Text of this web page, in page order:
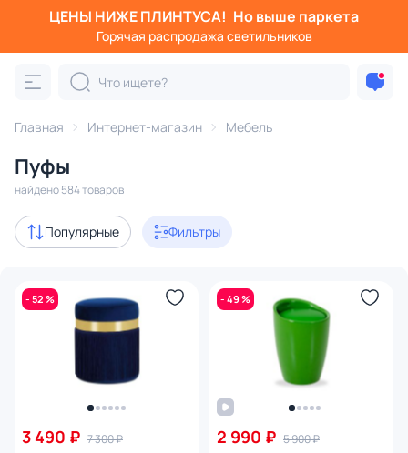
ЦЕНЫ НИЖЕ ПЛИНТУСА! Но выше паркета
Горячая распродажа светильников
Главная Интернет-магазин Мебель
Пуфы
найдено 584 товаров
Популярные Фильтры
- 52 %
3 490 ₽ 7 300 ₽
- 49 %
2 990 ₽ 5 900 ₽
Фильтры
Категория: Пуфы
мягкие для прихожей с ящиками
Акции 66
с 3D-моделями
Доставка
До